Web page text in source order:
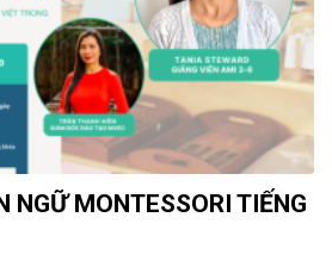
NGỮ MONTESSORI TIẾNG